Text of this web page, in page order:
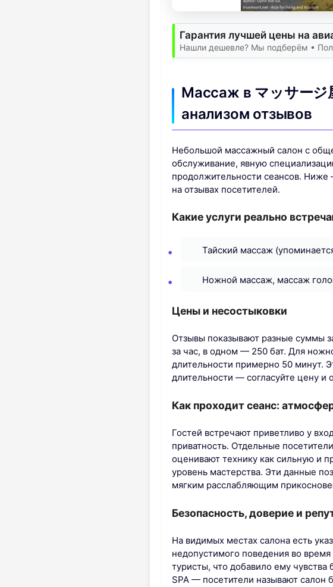
Гарантия лучшей цены на
Нашли дешевле? Мы подберём •
Массаж в マッサージ
анализом отзывов
Небольшой массажный салон с
обслуживание, явную
продолжительности сеансов.
на отзывах посетителей.
Какие услуги реально
Тайский массаж
Ножной массаж, массаж
Цены и несостыковки
Отзывы показывают разные суммы
за час, в одном — 250 бат. Для
длительности примерно 50 минут.
длительности — согласуйте цену и
Как проходит сеанс:
Гостей встречают приветливо у
приватность. Отдельные
оценивают технику как сильную и
уровень мастерства. Эти данные
мягким расслабляющим
Безопасность, доверие и
На видимых местах салона есть
недопустимого поведения во
туристы, что добавило ему
SPA — посетители называют